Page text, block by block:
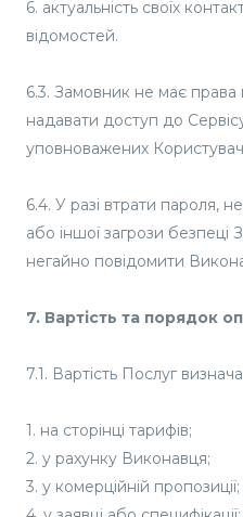
6. актуальність своїх
відомостей.
6.3. Замовник не має
надавати доступ до
уповноважених
6.4. У разі втрати пароля,
або іншої загрози безпеці
негайно повідомити
7. Вартість та порядок
7.1. Вартість Послуг
1. на сторінці тарифів;
2. у рахунку Виконавця;
3. у комерційній пропозиції;